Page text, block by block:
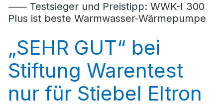
⸺ Testsieger und Preistipp: WWK-I 300
Plus ist beste Warmwasser-Wärmepumpe
„SEHR GUT“ bei
Stiftung Warentest
nur für Stiebel Eltron